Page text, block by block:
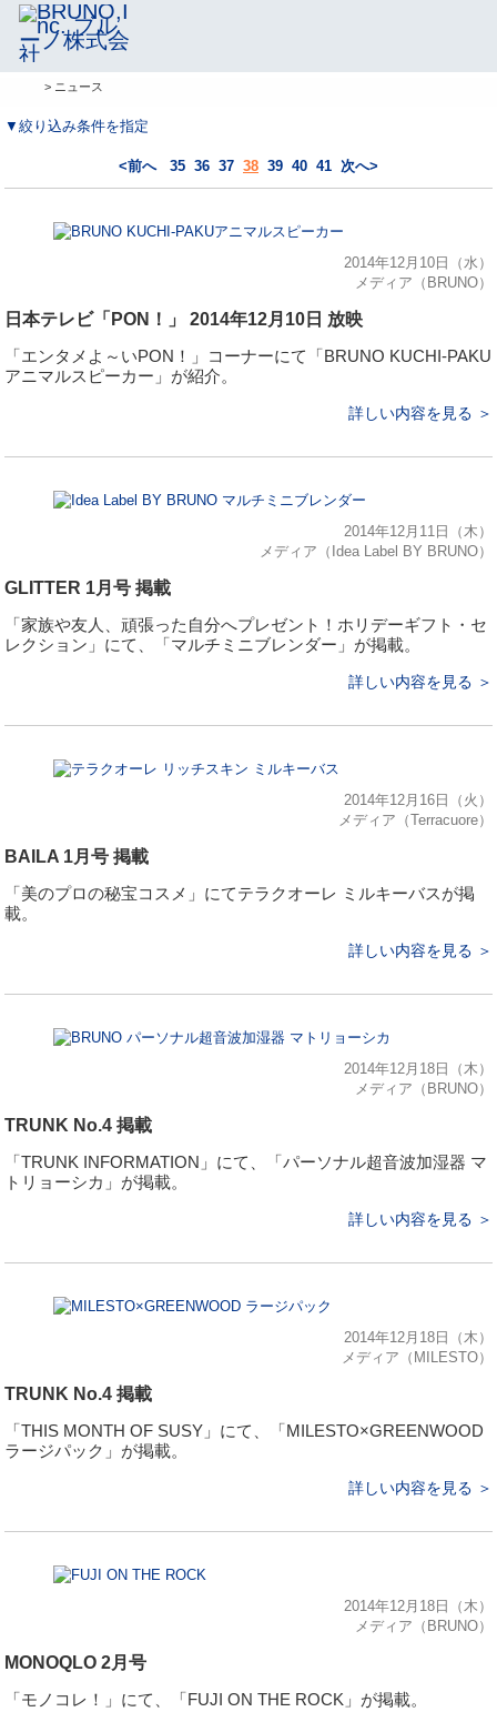
> ニュース
▼絞り込み条件を指定
<前へ 35 36 37 38 39 40 41 次へ>
2014年12月10日（水）
メディア（BRUNO）
日本テレビ「PON！」 2014年12月10日 放映
「エンタメよ～いPON！」コーナーにて「BRUNO KUCHI-PAKU
アニマルスピーカー」が紹介。
詳しい内容を見る ＞
2014年12月11日（木）
メディア（Idea Label BY BRUNO）
GLITTER 1月号 掲載
「家族や友人、頑張った自分へプレゼント！ホリデーギフト・セ
レクション」にて、「マルチミニブレンダー」が掲載。
詳しい内容を見る ＞
2014年12月16日（火）
メディア（Terracuore）
BAILA 1月号 掲載
「美のプロの秘宝コスメ」にてテラクオーレ ミルキーバスが掲
載。
詳しい内容を見る ＞
2014年12月18日（木）
メディア（BRUNO）
TRUNK No.4 掲載
「TRUNK INFORMATION」にて、「パーソナル超音波加湿器 マ
トリョーシカ」が掲載。
詳しい内容を見る ＞
2014年12月18日（木）
メディア（MILESTO）
TRUNK No.4 掲載
「THIS MONTH OF SUSY」にて、「MILESTO×GREENWOOD
ラージパック」が掲載。
詳しい内容を見る ＞
2014年12月18日（木）
メディア（BRUNO）
MONOQLO 2月号
「モノコレ！」にて、「FUJI ON THE ROCK」が掲載。